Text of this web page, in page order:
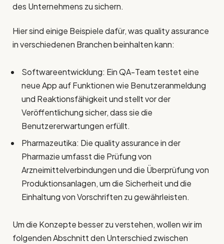
des Unternehmens zu sichern.
Hier sind einige Beispiele dafür, was quality assurance
in verschiedenen Branchen beinhalten kann:
Softwareentwicklung: Ein QA-Team testet eine
neue App auf Funktionen wie Benutzeranmeldung
und Reaktionsfähigkeit und stellt vor der
Veröffentlichung sicher, dass sie die
Benutzererwartungen erfüllt.
Pharmazeutika: Die quality assurance in der
Pharmazie umfasst die Prüfung von
Arzneimittelverbindungen und die Überprüfung von
Produktionsanlagen, um die Sicherheit und die
Einhaltung von Vorschriften zu gewährleisten.
Um die Konzepte besser zu verstehen, wollen wir im
folgenden Abschnitt den Unterschied zwischen